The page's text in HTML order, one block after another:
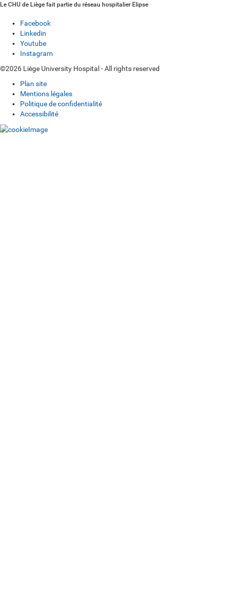
Le CHU de Liège fait partie du réseau hospitalier Elipse
Facebook
Linkedin
Youtube
Instagram
©2026 Liège University Hospital - All rights reserved
Plan site
Mentions légales
Politique de confidentialité
Accessibilité